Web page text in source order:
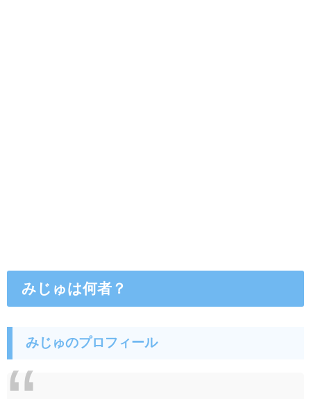
みじゅは何者？
みじゅのプロフィール